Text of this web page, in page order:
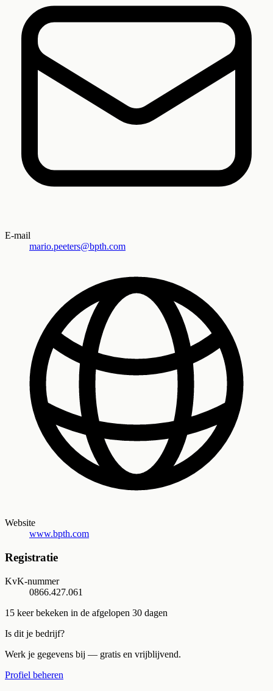
E-mail
mario.peeters@bpth.com
Website
www.bpth.com
Registratie
KvK-nummer
0866.427.061
15 keer bekeken in de afgelopen 30 dagen
Is dit je bedrijf?
Werk je gegevens bij — gratis en vrijblijvend.
Profiel beheren